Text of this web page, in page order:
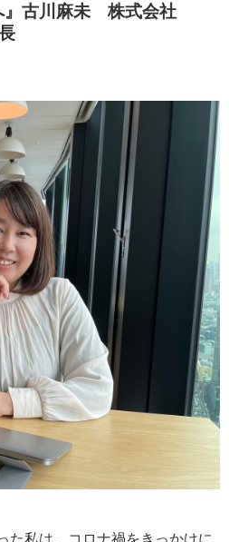
』古川麻未 株式会社
た私は、コロナ禍をきっかけに